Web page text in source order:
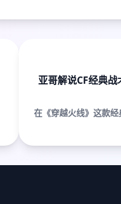
亚哥解说CF经典
在《穿越火线》这款